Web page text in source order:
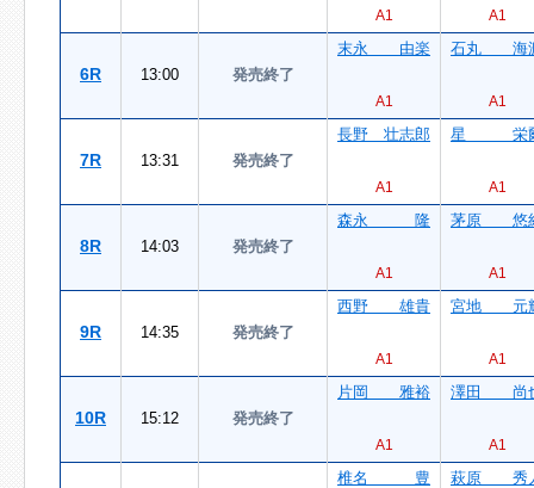
A1 A1
6R 13:00 発売終了
末永 由楽
A1
石丸 海
A1
7R 13:31 発売終了
長野 壮志郎
A1
星 栄
A1
8R 14:03 発売終了
森永 隆
A1
茅原 悠
A1
9R 14:35 発売終了
西野 雄貴
A1
宮地 元
A1
10R 15:12 発売終了
片岡 雅裕
A1
澤田 尚
A1
椎名 豊 萩原 秀